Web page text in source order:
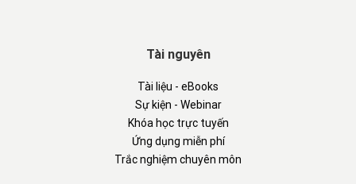
Tài nguyên
Tài liệu - eBooks
Sự kiện - Webinar
Khóa học trực tuyến
Ứng dụng miễn phí
Trắc nghiệm chuyên môn